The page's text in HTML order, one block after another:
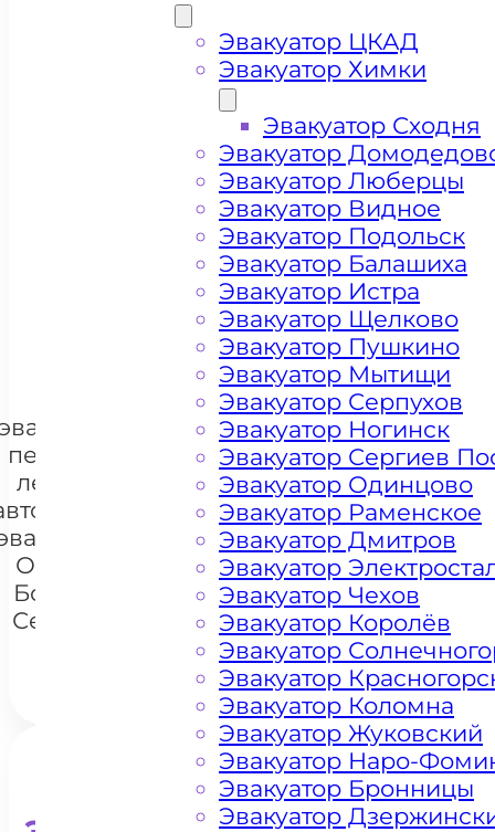
Цена от 4000 рублей
+ 100 РУБЛЕЙ ЗА КИЛОМЕТР
и
перевозки
легковых
Орехово-
Борисово
Северное
+7 985 222 99 01
Эвакуатор ЦКАД
Эвакуатор Химки
Эвакуатор Сходня
Эвакуатор
Эвакуатор Люберцы
Эвакуатор Видное
Эвакуатор Подольск
Эвакуатор Балашиха
Эвакуатор Истра
Эвакуатор Щелково
Эвакуатор Пушкино
Эвакуатор Мытищи
Эвакуатор Серпухов
Эвакуатор Ногинск
Эвакуатор Сергиев
Эвакуатор Одинцово
Эвакуатор Раменское
Эвакуатор Дмитров
Эвакуатор
Эвакуатор Чехов
Эвакуатор Королёв
Эвакуатор
Эвакуатор
Эвакуатор Коломна
Эвакуатор Жуковский
Эвакуатор Наро-
Эвакуатор Бронницы
Эвакуатор